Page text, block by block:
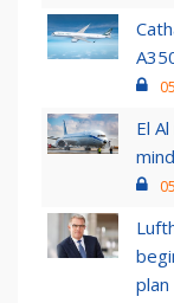
El
plan